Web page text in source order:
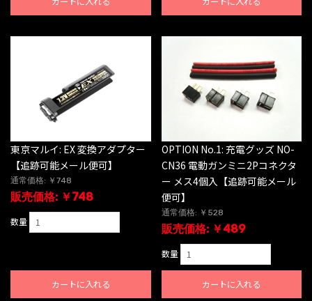
東京マルイ: EX 変換アダプター
【追跡可能メール便可】
通常価格: ￥748
販売価格: ￥748
数量
カートに入れる
OPTION No.1: 充電グッズ NO-
CN36 電動ガンミニ2Pコネクタ
ー メス4個入【追跡可能メール
便可】
通常価格: ￥528
販売価格: ￥489
数量
カートに入れる